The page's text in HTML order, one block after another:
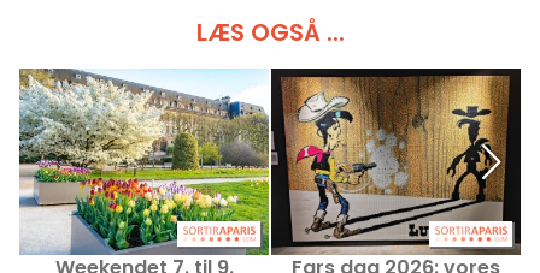
LÆS OGSÅ ...
Weekendet 7. til 9. Fars dag 2026: vores